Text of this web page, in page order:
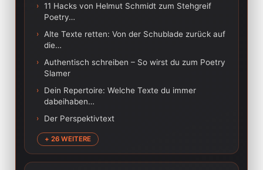
› 11 Hacks von Helmut Schmidt zum Stehgreif
Poetry…
›
Alte Texte retten: Von der Schublade zurück auf
die…
›
Authentisch schreiben – So wirst du zum Poetry
Slamer
›
Dein Repertoire: Welche Texte du immer
dabeihaben…
› Der Perspektivtext
+ 26 WEITERE